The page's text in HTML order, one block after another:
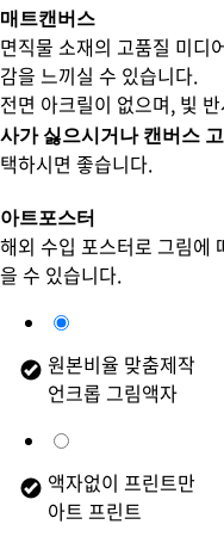
매트캔버스
면직물 소재의 고품질 미디
감을 느끼실 수 있습니다.
전면 아크릴이 없으며, 빛
사가 싫으시거나 캔버스
택하시면 좋습니다.
아트포스터
해외 수입 포스터로 그림에
을 수 있습니다.
원본비율 맞춤제작
언크롭 그림액자
액자없이 프린트만
아트 프린트